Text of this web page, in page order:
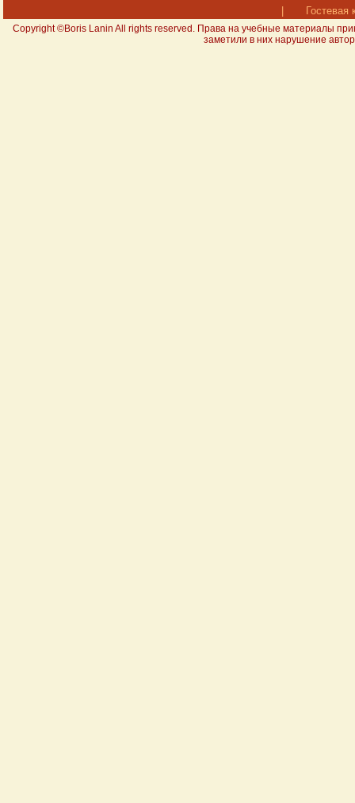
Гостевая
Copyright ©Boris Lanin All rights reserved. Права на учебные материалы
заметили в них нарушение